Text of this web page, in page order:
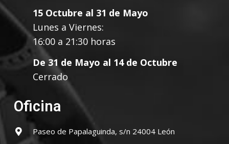
15 Octubre al 31 de Mayo
Lunes a Viernes:
16:00 a 21:30 horas
De 31 de Mayo al 14 de Octubre
Cerrado
Oficina
Paseo de Papalaguinda, s/n 24004 León